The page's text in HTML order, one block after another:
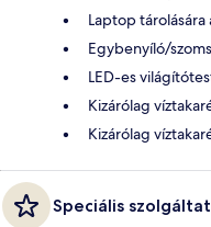
Laptop tárolására
Egybenyíló/
LED-es
Kizárólag
Kizárólag
Speciális